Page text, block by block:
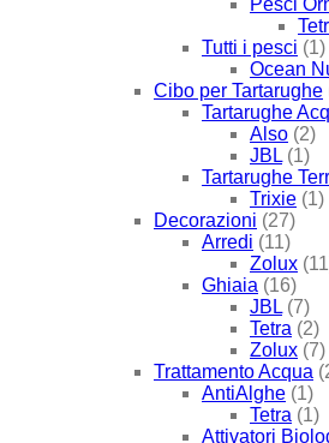
Pesci
Tutti i pesci (1)
Ocean
Cibo per Tartarughe
Tartarughe
Also (2)
JBL (1)
Tartarughe
Trixie (1)
Decorazioni (27)
Arredi (11)
Zolux
Ghiaia (16)
JBL (7)
Tetra (2)
Zolux (7)
Trattamento Acqua
AntiAlghe (1)
Tetra (1)
Attivatori